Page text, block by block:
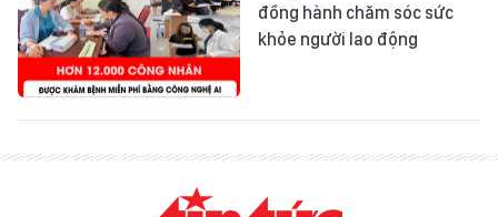
đồng hành chăm sóc sức
khỏe người lao động